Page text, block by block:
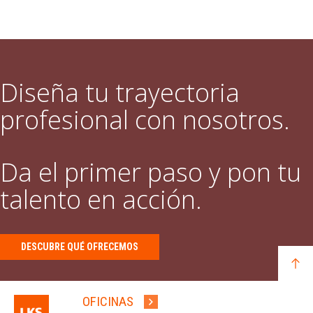
Diseña tu trayectoria
profesional con nosotros.
Da el primer paso y pon tu
talento en acción.
DESCUBRE QUÉ OFRECEMOS
OFICINAS